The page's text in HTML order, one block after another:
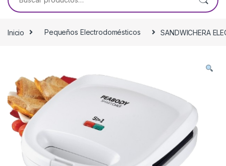
Inicio Pequeños Electrodomésticos SANDWICHERA